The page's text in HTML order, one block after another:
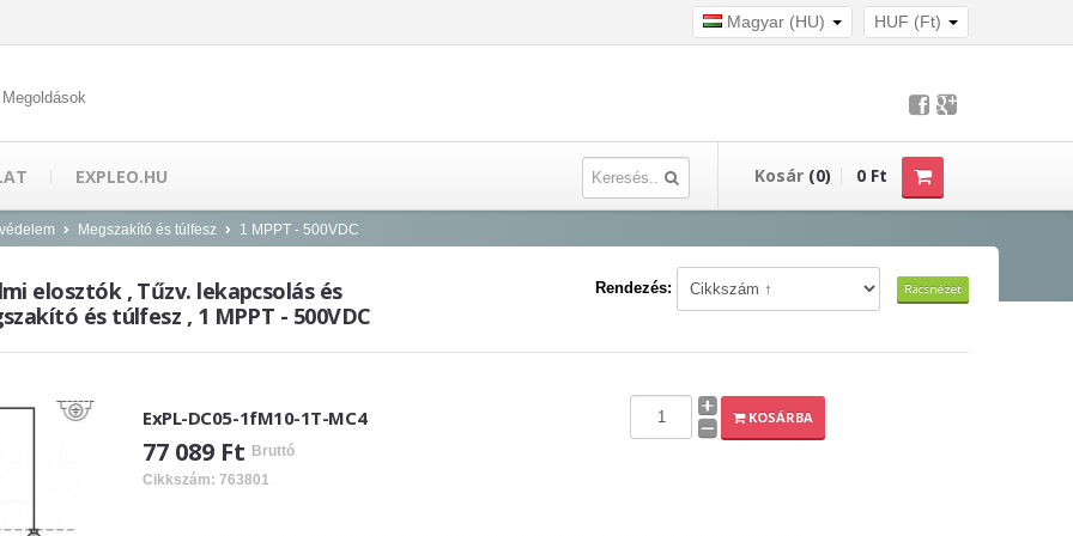
Magyar (HU) HUF (Ft)
EXPLEO.HU Kosár (0) 0 Ft
Megszakító és túlfesz 1 MPPT - 500VDC
elosztók , Tűzv. lekapcsolás és
és túlfesz , 1 MPPT - 500VDC
Rendezés: Rácsnézet
ExPL-DC05-1fM10-1T-MC4
77 089 Ft Bruttó
Cikkszám: 763801
KOSÁRBA